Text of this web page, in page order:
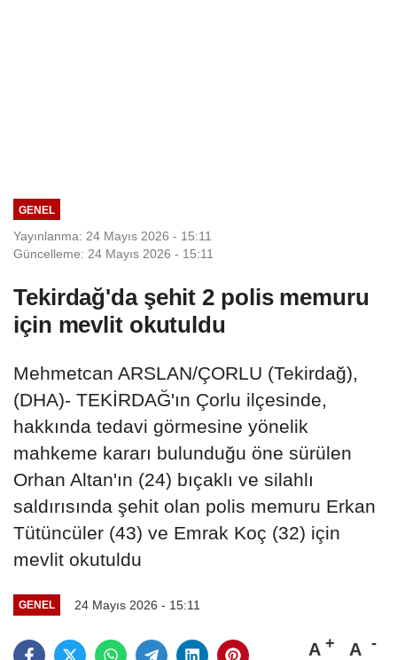
GENEL
Yayınlanma: 24 Mayıs 2026 - 15:11
Güncelleme: 24 Mayıs 2026 - 15:11
Tekirdağ'da şehit 2 polis memuru
için mevlit okutuldu
Mehmetcan ARSLAN/ÇORLU (Tekirdağ),
(DHA)- TEKİRDAĞ'ın Çorlu ilçesinde,
hakkında tedavi görmesine yönelik
mahkeme kararı bulunduğu öne sürülen
Orhan Altan'ın (24) bıçaklı ve silahlı
saldırısında şehit olan polis memuru Erkan
Tütüncüler (43) ve Emrak Koç (32) için
mevlit okutuldu
GENEL 24 Mayıs 2026 - 15:11
A A